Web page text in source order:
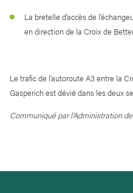
La bretelle d’accès de
en direction de la Croix de
Le trafic de l’autoroute A3 entre la
Gasperich est dévié dans les deux
Communiqué par l’Administration